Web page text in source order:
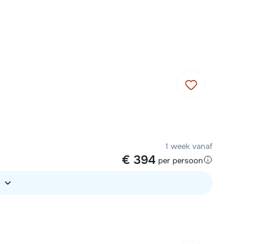
1 week vanaf
€ 394 per persoon